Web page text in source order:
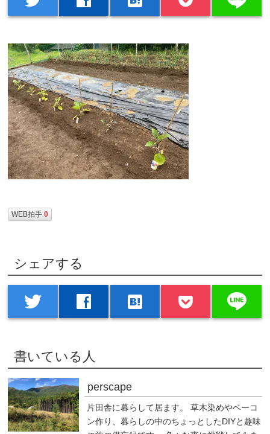
WEB拍手0
シェアする
twitter facebook hatenabookmark line
書いている人
perscape
片田舎に暮らして居ます。 草木染めやベーコ
ン作り、暮らしの中のちょっとしたDIYと趣味